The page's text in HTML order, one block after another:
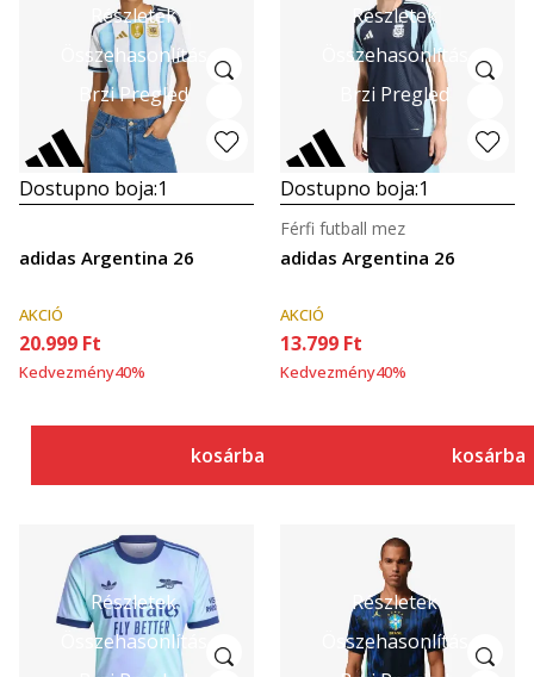
Részletek
Összehasonlítás
Brzi Pregled
Dostupno boja:1
adidas Argentina 26
AKCIÓ
20.999 Ft
Kedvezmény40%
kosárba
Részletek
Összehasonlítás
Brzi Pregled
Dostupno boja:1
adidas Argentina 26
Férfi futball mez
AKCIÓ
13.799 Ft
Kedvezmény40%
kosárba
Részletek
Összehasonlítás
Részletek
Összehasonlítás